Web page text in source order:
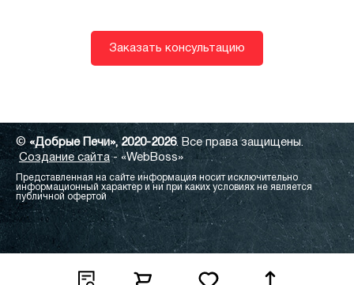
Заказать консультацию
©«Добрые Печи», 2020-2026. Все права защищены.
Создание сайта- «WebBoss»
Представленная на сайте информация носит исключительно
информационный характер и ни при каких условиях не является
публичной офертой